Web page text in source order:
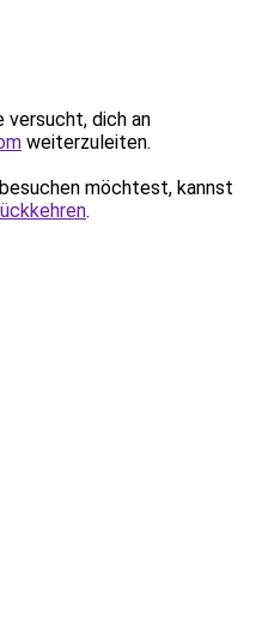
versucht, dich an
weiterzuleiten.
möchtest, kannst
.